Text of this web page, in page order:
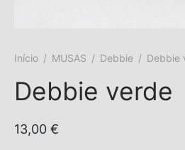
Início / MUSAS / Debbie / Debbie
Debbie verde
13,00 €
Moks
Rebuliços